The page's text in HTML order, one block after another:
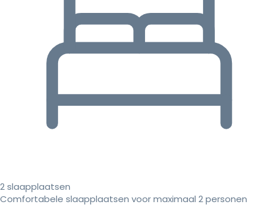
2 slaapplaatsen
Comfortabele slaapplaatsen voor maximaal 2 personen